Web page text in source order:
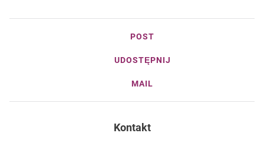
POST
UDOSTĘPNIJ
MAIL
Kontakt